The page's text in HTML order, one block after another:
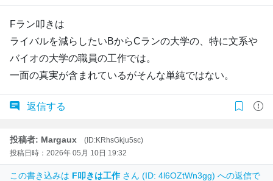
Fラン叩きは
ライバルを減らしたいBからCランの大学の、特に文系や
バイオの大学の職員の工作では。
一面の真実が含まれているがそんな単純ではない。
返信する
投稿者: Margaux
(ID:KRhsGkju5sc)
投稿日時：2026年 05月 10日 19:32
この書き込みは F叩きは工作 さん (ID: 4l6OZtWn3gg) への返信で